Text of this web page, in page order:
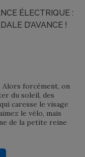
ÉLECTRIQUE :
D’AVANCE !
Alors forcément, on
du soleil, des
caresse le visage
le vélo, mais
de la petite reine